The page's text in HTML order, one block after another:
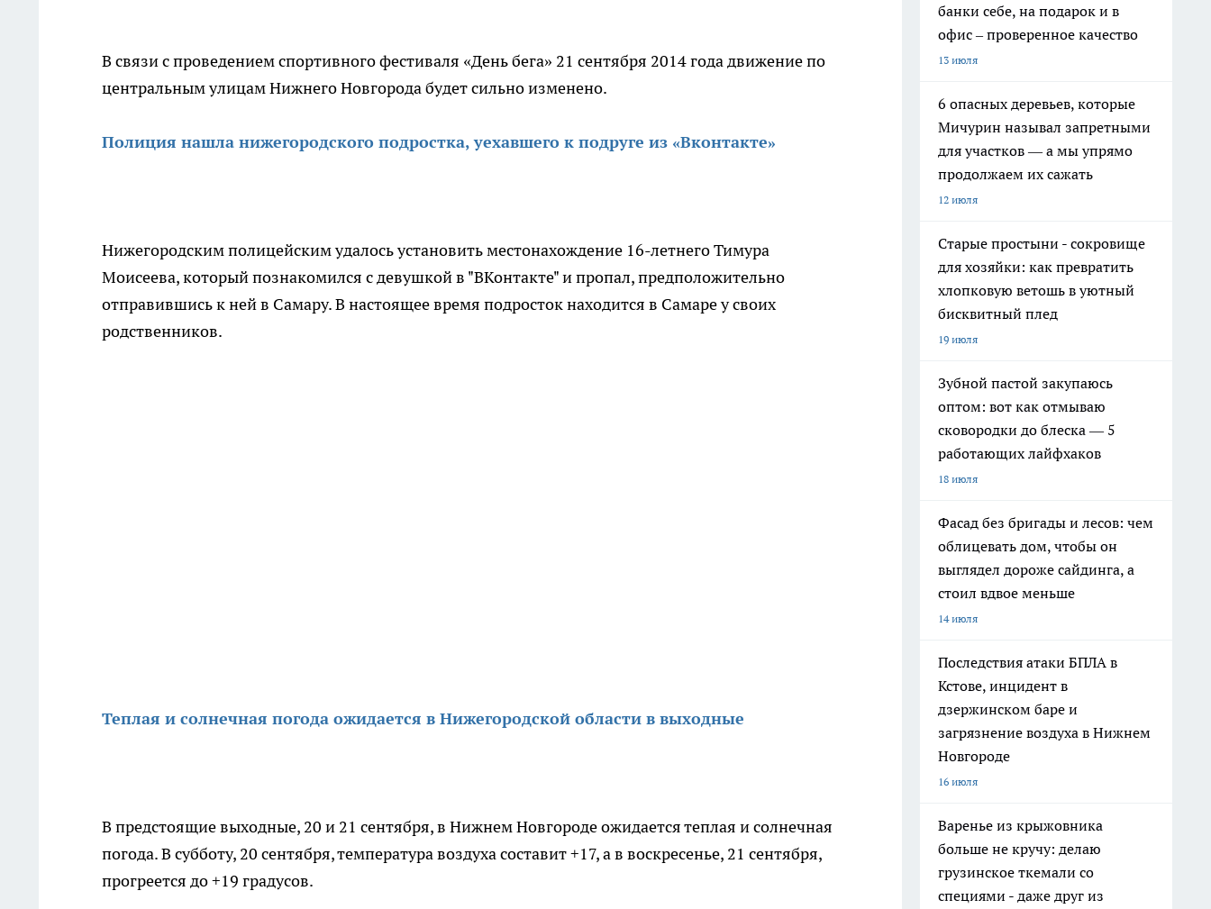
В связи с проведением спортивного фестиваля «День бега» 21 сентября 2014 года движение по
центральным улицам Нижнего Новгорода будет сильно изменено.
Полиция нашла нижегородского подростка, уехавшего к подруге из «Вконтакте»
Нижегородским полицейским удалось установить местонахождение 16-летнего Тимура
Моисеева, который познакомился с девушкой в "ВКонтакте" и пропал, предположительно
отправившись к ней в Самару. В настоящее время подросток находится в Самаре у своих
родственников.
Теплая и солнечная погода ожидается в Нижегородской области в выходные
В предстоящие выходные, 20 и 21 сентября, в Нижнем Новгороде ожидается теплая и солнечная
погода. В субботу, 20 сентября, температура воздуха составит +17, а в воскресенье, 21 сентября,
прогреется до +19 градусов.
банки себе, на подарок и в
офис – проверенное качество
13 июля
6 опасных деревьев, которые
Мичурин называл запретными
для участков — а мы упрямо
продолжаем их сажать
12 июля
Старые простыни - сокровище
для хозяйки: как превратить
хлопковую ветошь в уютный
бисквитный плед
19 июля
Зубной пастой закупаюсь
оптом: вот как отмываю
сковородки до блеска — 5
работающих лайфхаков
18 июля
Фасад без бригады и лесов: чем
облицевать дом, чтобы он
выглядел дороже сайдинга, а
стоил вдвое меньше
14 июля
Последствия атаки БПЛА в
Кстове, инцидент в
дзержинском баре и
загрязнение воздуха в Нижнем
Новгороде
16 июля
Варенье из крыжовника
больше не кручу: делаю
грузинское ткемали со
специями - даже друг из